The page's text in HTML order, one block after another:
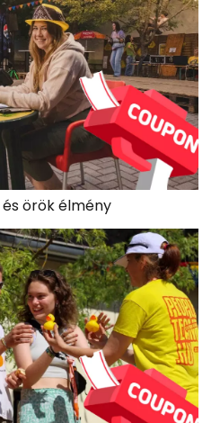
örök élmény